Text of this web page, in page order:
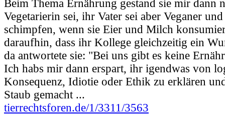
Beim Thema Ernährung gestand sie mir dann
Vegetarierin sei, ihr Vater sei aber Veganer
schimpfen, wenn sie Eier und Milch
daraufhin, dass ihr Kollege gleichzeitig ein
da antwortete sie: "Bei uns gibt es keine
Ich habs mir dann erspart, ihr igendwas von
Konsequenz, Idiotie oder Ethik zu erklären
Staub gemacht ...
tierrechtsforen.de/1/3311/3563